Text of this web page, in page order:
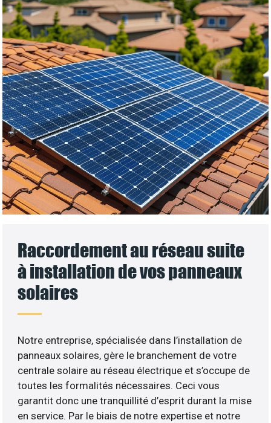
Raccordement au réseau suite
à installation de vos panneaux
solaires
Notre entreprise, spécialisée dans l’installation de
panneaux solaires, gère le branchement de votre
centrale solaire au réseau électrique et s’occupe de
toutes les formalités nécessaires. Ceci vous
garantit donc une tranquillité d’esprit durant la mise
en service. Par le biais de notre expertise et notre